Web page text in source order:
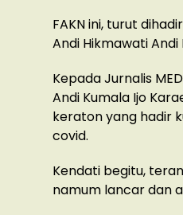
FAKN ini, turut
Andi Hikmawati Andi
Kepada Jurnalis
Andi Kumala Ijo
keraton yang hadir
covid.
Kendati begitu,
namum lancar dan